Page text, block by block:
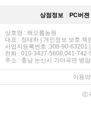
상점정보 PC버젼
상호명 : 해오름농원
대표 : 정태하 | 개인정보 보호 책
사업자등록번호 :308-90-63201
전화 : 010-3427-5608,041-742-
주소 : 충남 논산시 가야곡면 병
이용
ⓒ